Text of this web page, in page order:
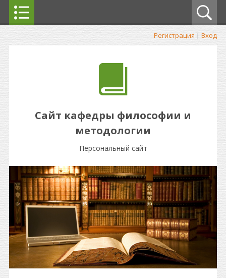
Регистрация | Вход
Сайт кафедры философии и
методологии
Персональный сайт